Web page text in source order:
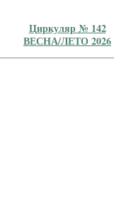
Циркуляр № 142
ВЕСНА/ЛЕТО 2026